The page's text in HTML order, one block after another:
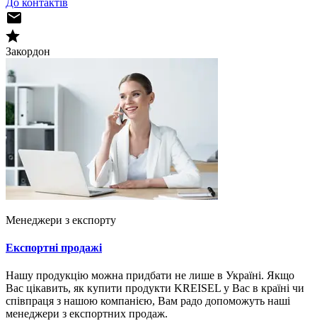
До контактів
Закордон
Менеджери з експорту
Експортні продажі
Нашу продукцію можна придбати не лише в Україні. Якщо
Вас цікавить, як купити продукти KREISEL у Вас в країні чи
співпраця з нашою компанією, Вам радо допоможуть наші
менеджери з експортних продаж.